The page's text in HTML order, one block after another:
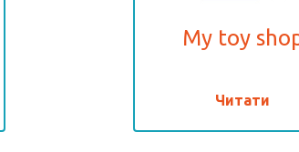
My toy
Читати